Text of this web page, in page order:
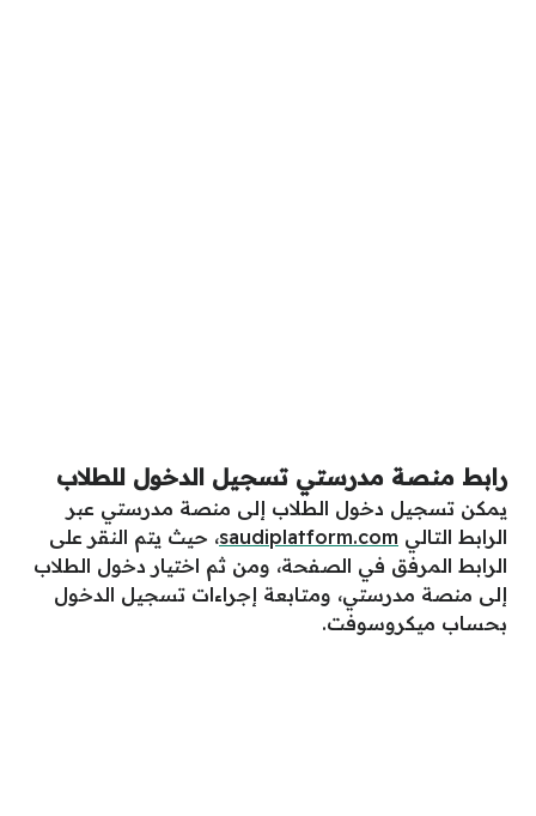
رابط منصة مدرستي تسجيل الدخول للطلاب
يمكن تسجيل دخول الطلاب إلى منصة مدرستي عبر
الرابط التالي saudiplatform.com، حيث يتم النقر على
الرابط المرفق في الصفحة، ومن ثم اختيار دخول الطلاب
إلى منصة مدرستي، ومتابعة إجراءات تسجيل الدخول
بحساب ميكروسوفت.